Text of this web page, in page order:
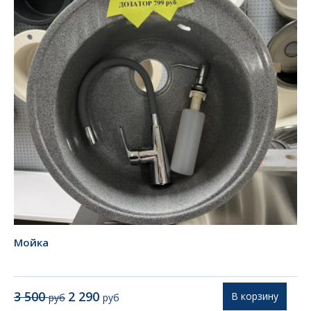
Мойка
3 500руб Первоначальная
2 290 руб В корзину